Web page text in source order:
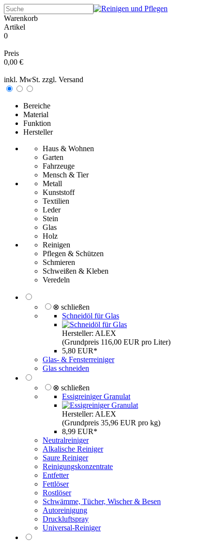
Warenkorb
Artikel
0
Preis
0,00 €
inkl. MwSt. zzgl. Versand
Bereiche
Material
Funktion
Hersteller
Haus & Wohnen
Garten
Fahrzeuge
Mensch & Tier
Metall
Kunststoff
Textilien
Leder
Stein
Glas
Holz
Reinigen
Pflegen & Schützen
Schmieren
Schweißen & Kleben
Veredeln
⊗ schließen
Schneidöl für Glas
Hersteller: ALEX
(Grundpreis 116,00 EUR pro Liter)
5,80 EUR*
Glas- & Fensterreiniger
Glas schneiden
⊗ schließen
Essigreiniger Granulat
Hersteller: ALEX
(Grundpreis 35,96 EUR pro kg)
8,99 EUR*
Neutralreiniger
Alkalische Reiniger
Saure Reiniger
Reinigungskonzentrate
Entfetter
Fettlöser
Rostlöser
Schwämme, Tücher, Wischer & Besen
Autoreinigung
Druckluftspray
Universal-Reiniger